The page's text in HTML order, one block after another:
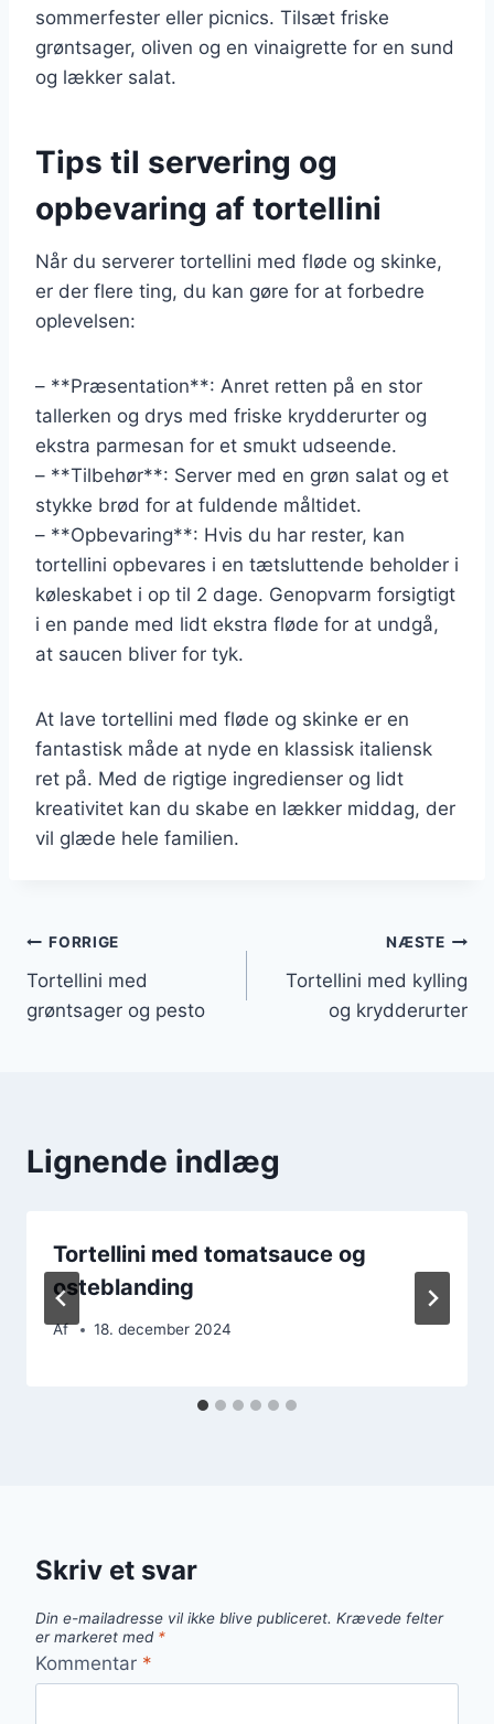
sommerfester eller picnics. Tilsæt friske
grøntsager, oliven og en vinaigrette for en sund
og lækker salat.
Tips til servering og
opbevaring af tortellini
Når du serverer tortellini med fløde og skinke,
er der flere ting, du kan gøre for at forbedre
oplevelsen:
– **Præsentation**: Anret retten på en stor
tallerken og drys med friske krydderurter og
ekstra parmesan for et smukt udseende.
– **Tilbehør**: Server med en grøn salat og et
stykke brød for at fuldende måltidet.
– **Opbevaring**: Hvis du har rester, kan
tortellini opbevares i en tætsluttende beholder i
køleskabet i op til 2 dage. Genopvarm forsigtigt
i en pande med lidt ekstra fløde for at undgå,
at saucen bliver for tyk.
At lave tortellini med fløde og skinke er en
fantastisk måde at nyde en klassisk italiensk
ret på. Med de rigtige ingredienser og lidt
kreativitet kan du skabe en lækker middag, der
vil glæde hele familien.
Indlægsnavigation
FORRIGE
Tortellini med
grøntsager og pesto
NÆSTE
Tortellini med kylling
og krydderurter
Lignende indlæg
Tortellini med tomatsauce og
osteblanding
Af 18. december 2024
Skriv et svar
Din e-mailadresse vil ikke blive publiceret. Krævede felter
er markeret med *
Kommentar *